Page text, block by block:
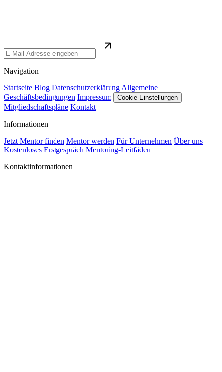
Navigation
Startseite Blog Datenschutzerklärung Allgemeine
Geschäftsbedingungen Impressum Cookie-Einstellungen
Mitgliedschaftspläne Kontakt
Informationen
Jetzt Mentor finden Mentor werden Für Unternehmen Über uns
Kostenloses Erstgespräch Mentoring-Leitfäden
Kontaktinformationen